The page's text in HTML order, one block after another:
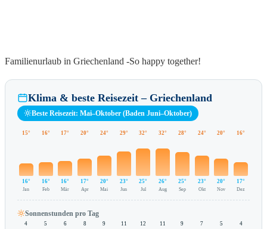
Familienurlaub in Griechenland -So happy together!
Klima & beste Reisezeit – Griechenland
Beste Reisezeit: Mai–Oktober (Baden Juni–Oktober)
15°
16°
Jan
16°
16°
Feb
17°
16°
Mär
20°
17°
Apr
24°
20°
Mai
29°
23°
Jun
32°
25°
Jul
32°
26°
Aug
28°
25°
Sep
24°
23°
Okt
20°
20°
Nov
16°
17°
Dez
Sonnenstunden pro Tag
4 5 6 8 9 11 12 11 9 7 5 4